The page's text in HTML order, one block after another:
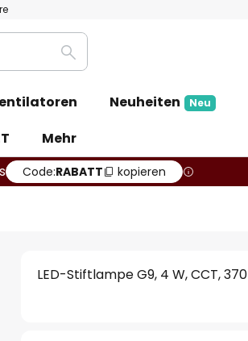
Suche
Neuheiten Neu
Mehr
Code:RABATT kopieren
LED-Stiftlampe G9, 4 W, CCT,